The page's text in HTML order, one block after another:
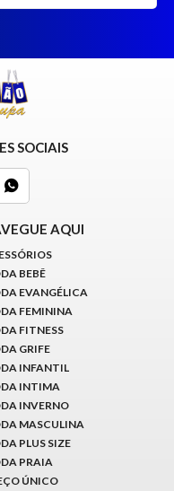
SOCIAIS
AQUI
BEBÊ
EVANGÉLICA
FEMININA
FITNESS
GRIFE
INFANTIL
INTIMA
INVERNO
MASCULINA
PLUS SIZE
PRAIA
ÚNICO